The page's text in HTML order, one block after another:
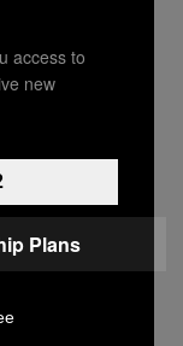
da
Ekcem
stresa,
rekao je
access to
new
Plans